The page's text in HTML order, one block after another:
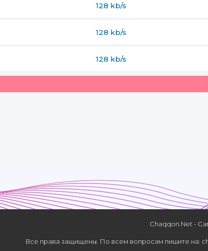
128 kb/s
128 kb/s
128 kb/s
Chaqqon.Net -
Все права защищены. По всем вопросам пишите на: